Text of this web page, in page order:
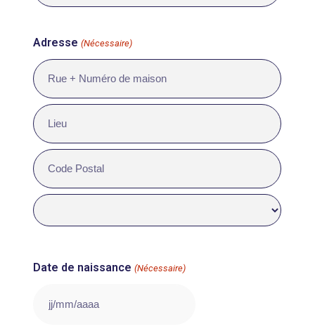
Adresse (Nécessaire)
Adresse
postale
Ville
Code
postal
Date de naissance (Nécessaire)